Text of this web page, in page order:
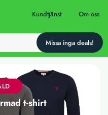
Kundtjänst Om oss
t-shirt